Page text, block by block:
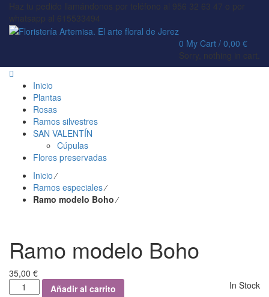
Haz tu pedido llamándonos por teléfono al 956 32 63 47 o por
whatsapp al 615533494
0 My Cart / 0,00 €
Sorry, nothing in cart.
Inicio
Plantas
Rosas
Ramos silvestres
SAN VALENTÍN
Cúpulas
Flores preservadas
Inicio⁄
Ramos especiales⁄
Ramo modelo Boho⁄
Ramo modelo Boho
35,00 €
In Stock
Añadir al carrito